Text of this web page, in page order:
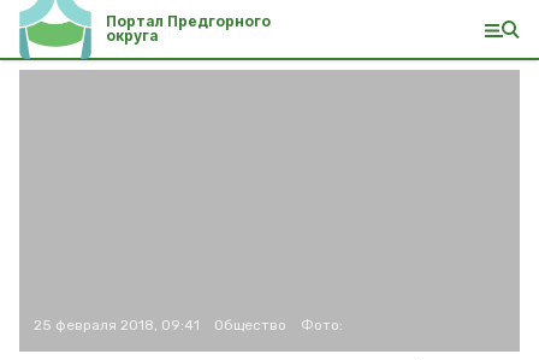
Портал Предгорного
округа
25 февраля 2018, 09:41 Общество Фото: